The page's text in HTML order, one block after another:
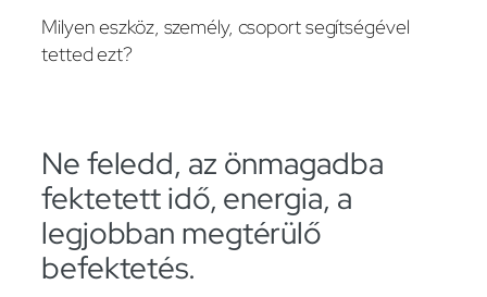
Milyen eszköz, személy, csoport segítségével
tetted ezt?
Ne feledd, az önmagadba
fektetett idő, energia, a
legjobban megtérülő
befektetés.